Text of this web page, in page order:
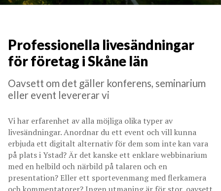
Professionella livesändningar
för företag i Skåne län
Oavsett om det gäller konferens, seminarium
eller event levererar vi
Vi har erfarenhet av alla möjliga olika typer av
livesändningar. Anordnar du ett event och vill kunna
erbjuda ett digitalt alternativ för dem som inte kan vara
på plats i Ystad? Är det kanske ett enklare webbinarium
med en helbild och närbild på talaren och en
presentation? Eller ett sportevenmang med flerkamera